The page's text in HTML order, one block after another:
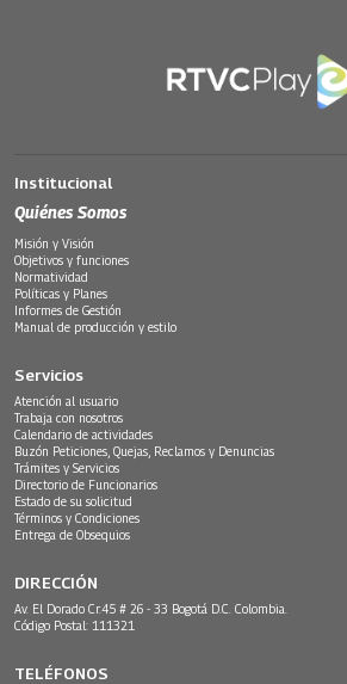
Institucional
Quiénes Somos
Misión y Visión
Objetivos y funciones
Normatividad
Políticas y Planes
Informes de Gestión
Manual de producción y estilo
Servicios
Atención al usuario
Trabaja con nosotros
Calendario de actividades
Buzón Peticiones, Quejas, Reclamos y Denuncias
Trámites y Servicios
Directorio de Funcionarios
Estado de su solicitud
Términos y Condiciones
Entrega de Obsequios
DIRECCIÓN
Av. El Dorado Cr.45 # 26 - 33 Bogotá D.C. Colombia.
Código Postal: 111321
TELÉFONOS